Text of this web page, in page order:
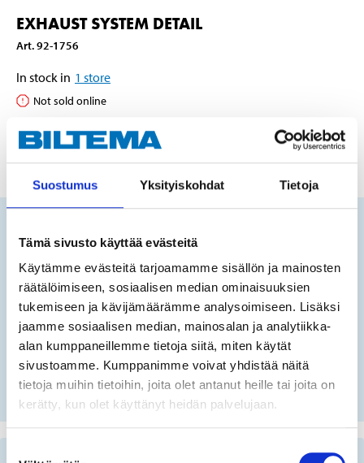
Suostumus Yksityiskohdat Tietoja
Tämä sivusto käyttää evästeitä
Käytämme evästeitä tarjoamamme sisällön ja mainosten
räätälöimiseen, sosiaalisen median ominaisuuksien
tukemiseen ja kävijämäärämme analysoimiseen. Lisäksi
jaamme sosiaalisen median, mainosalan ja analytiikka-
alan kumppaneillemme tietoja siitä, miten käytät
sivustoamme. Kumppanimme voivat yhdistää näitä
tietoja muihin tietoihin, joita olet antanut heille tai joita on
kerätty, kun olet käyttänyt heidän palvelujaan.
EXHAUST SYSTEM DETAIL
Art.92-1756
In stock in 1 store
Not sold online
Does this product fit your vehicle?
No registration number?
SELECT CAR MANUALLY